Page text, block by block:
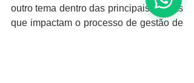
outro tema dentro das principais causas
que impactam o processo de gestão de